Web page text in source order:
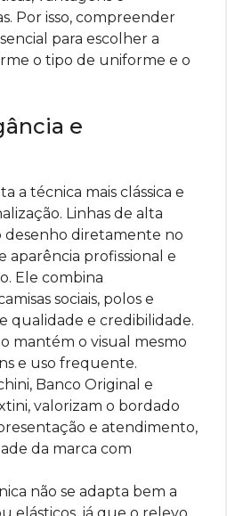
Por isso, compreender
para escolher a
o tipo de uniforme e o
e
a técnica mais clássica e
Linhas de alta
desenho diretamente no
aparência profissional e
Ele combina
sociais, polos e
qualidade e credibilidade.
mantém o visual mesmo
e uso frequente.
Banco Original e
valorizam o bordado
e atendimento,
da marca com
não se adapta bem a